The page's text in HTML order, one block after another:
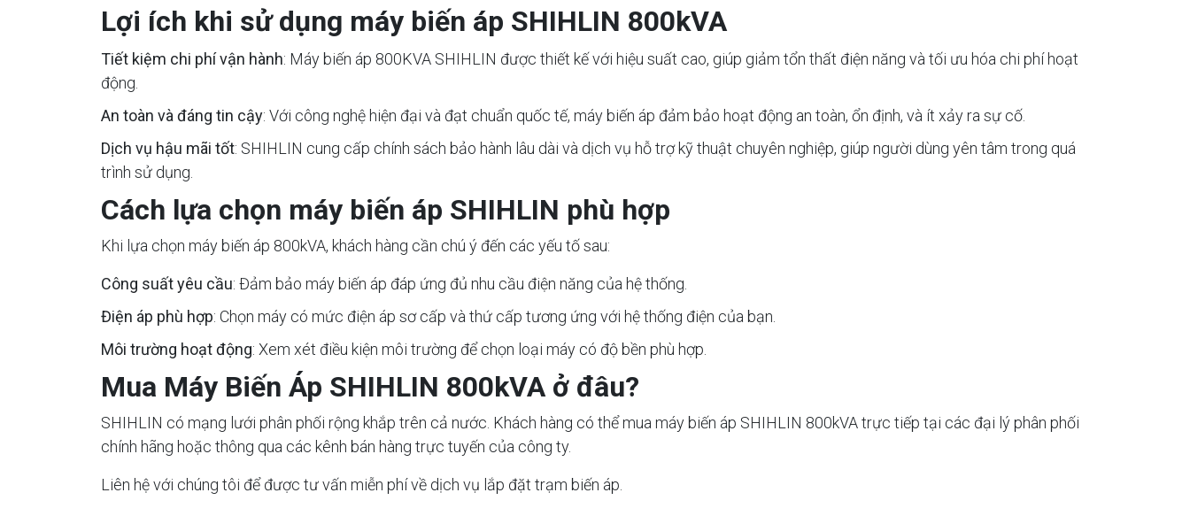
Lợi ích khi sử dụng máy biến áp SHIHLIN 800kVA
Tiết kiệm chi phí vận hành: Máy biến áp 800KVA SHIHLIN được thiết kế với hiệu suất cao, giúp giảm tổn thất điện năng và tối ưu hóa chi phí hoạt
động.
An toàn và đáng tin cậy: Với công nghệ hiện đại và đạt chuẩn quốc tế, máy biến áp đảm bảo hoạt động an toàn, ổn định, và ít xảy ra sự cố.
Dịch vụ hậu mãi tốt: SHIHLIN cung cấp chính sách bảo hành lâu dài và dịch vụ hỗ trợ kỹ thuật chuyên nghiệp, giúp người dùng yên tâm trong quá
trình sử dụng.
Cách lựa chọn máy biến áp SHIHLIN phù hợp
Khi lựa chọn máy biến áp 800kVA, khách hàng cần chú ý đến các yếu tố sau:
Công suất yêu cầu: Đảm bảo máy biến áp đáp ứng đủ nhu cầu điện năng của hệ thống.
Điện áp phù hợp: Chọn máy có mức điện áp sơ cấp và thứ cấp tương ứng với hệ thống điện của bạn.
Môi trường hoạt động: Xem xét điều kiện môi trường để chọn loại máy có độ bền phù hợp.
Mua Máy Biến Áp SHIHLIN 800kVA ở đâu?
SHIHLIN có mạng lưới phân phối rộng khắp trên cả nước. Khách hàng có thể mua máy biến áp SHIHLIN 800kVA trực tiếp tại các đại lý phân phối
chính hãng hoặc thông qua các kênh bán hàng trực tuyến của công ty.
Liên hệ với chúng tôi để được tư vấn miễn phí về dịch vụ lắp đặt trạm biến áp.